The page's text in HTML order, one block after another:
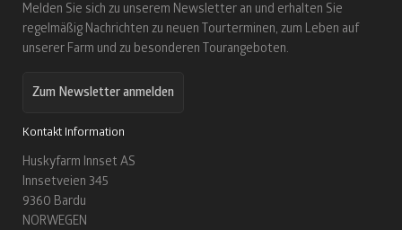
Melden Sie sich zu unserem Newsletter an und erhalten Sie
regelmäßig Nachrichten zu neuen Tourterminen, zum Leben auf
unserer Farm und zu besonderen Tourangeboten.
Zum Newsletter anmelden
Kontakt Information
Huskyfarm Innset AS
Innsetveien 345
9360 Bardu
NORWEGEN